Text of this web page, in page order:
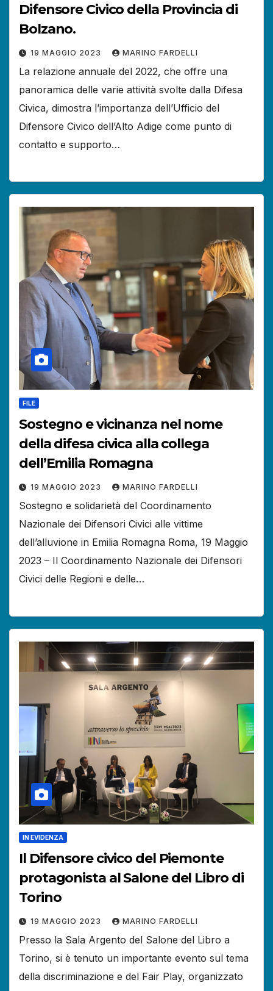
Difensore Civico della Provincia di
Bolzano.
19 MAGGIO 2023 MARINO FARDELLI
La relazione annuale del 2022, che offre una
panoramica delle varie attività svolte dalla Difesa
Civica, dimostra l’importanza dell’Ufficio del
Difensore Civico dell’Alto Adige come punto di
contatto e supporto…
FILE
Sostegno e vicinanza nel nome
della difesa civica alla collega
dell’Emilia Romagna
19 MAGGIO 2023 MARINO FARDELLI
Sostegno e solidarietà del Coordinamento
Nazionale dei Difensori Civici alle vittime
dell’alluvione in Emilia Romagna Roma, 19 Maggio
2023 – Il Coordinamento Nazionale dei Difensori
Civici delle Regioni e delle…
IN EVIDENZA
Il Difensore civico del Piemonte
protagonista al Salone del Libro di
Torino
19 MAGGIO 2023 MARINO FARDELLI
Presso la Sala Argento del Salone del Libro a
Torino, si è tenuto un importante evento sul tema
della discriminazione e del Fair Play, organizzato